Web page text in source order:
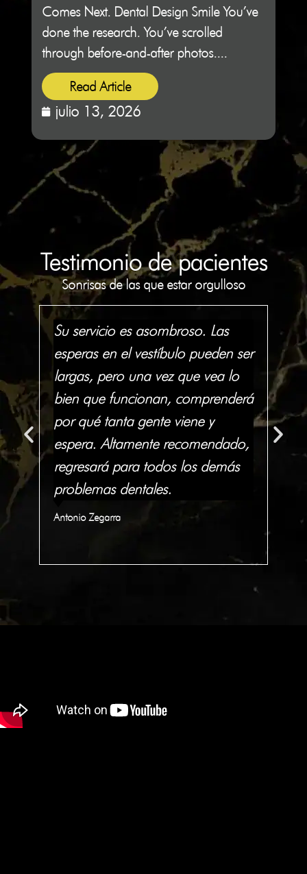
Comes Next. Dental Design Smile You’ve
done the research. You’ve scrolled
through before-and-after photos....
Read Article
julio 13, 2026
Testimonio de pacientes
Sonrisas de las que estar orgulloso
Su servicio es asombroso. Las
esperas en el vestíbulo pueden ser
largas, pero una vez que vea lo
bien que funcionan, comprenderá
por qué tanta gente viene y
espera. Altamente recomendado,
regresará para todos los demás
problemas dentales.
Antonio Zegarra